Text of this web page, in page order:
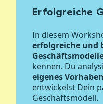
Erfolgreiche
In diesem
erfolgreiche und
kennen. Du
eigenes
entwickelst Dein
Geschäftsmodell.